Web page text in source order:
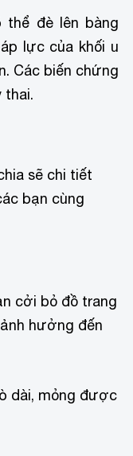
thể đè lên bàng
lực của khối u
Các biến chứng
thai.
sẽ chi tiết
bạn cùng
cởi bỏ đồ trang
hưởng đến
dài, mỏng được